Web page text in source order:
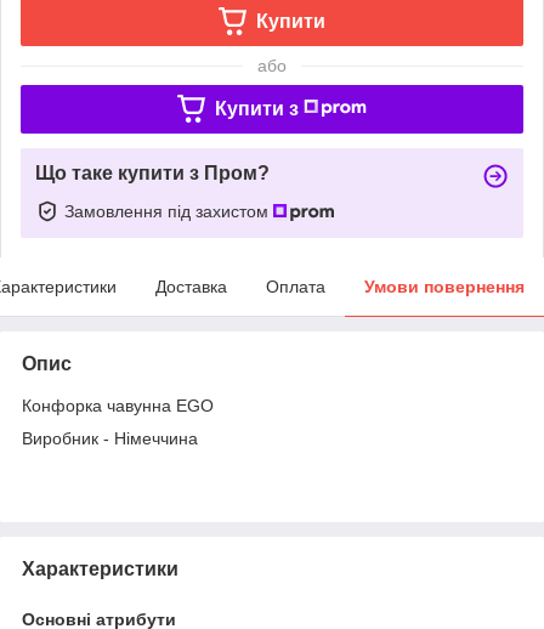
Купити
або
Купити з
Що таке купити з Пром?
Замовлення під захистом
Доставка Оплата Умови повернення
Опис
Конфорка чавунна EGO
Виробник - Німеччина
Характеристики
Основні атрибути